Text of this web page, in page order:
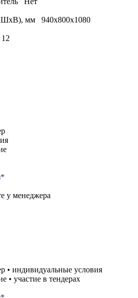
мм
940х800х1080
12
у менеджера
• индивидуальные условия
• участие в тендерах